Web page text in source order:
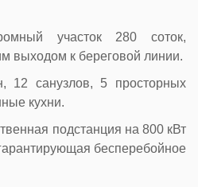
участок 280 соток,
выходом к береговой линии.
12 санузлов, 5 просторных
кухни.
подстанция на 800 кВт
бесперебойное